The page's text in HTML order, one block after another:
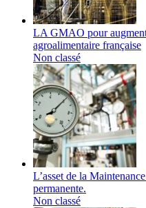
LA GMAO pour
agroalimentaire française
Non classé
L’asset de la
permanente.
Non classé